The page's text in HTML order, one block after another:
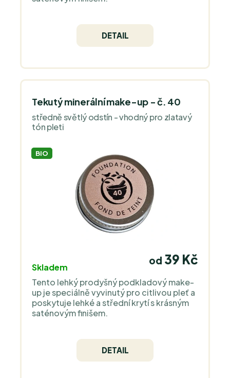
DETAIL
Tekutý minerální make-up - č. 40
středně světlý odstín - vhodný pro zlatavý
tón pleti
BIO
Skladem
od 39 Kč
Tento lehký prodyšný podkladový make-
up je speciálně vyvinutý pro citlivou pleť a
poskytuje lehké a střední krytí s krásným
saténovým finišem.
DETAIL